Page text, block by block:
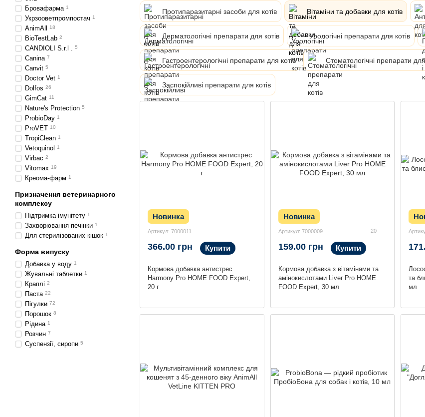
Протипаразитарні засоби для котів Вітаміни та добавки для котів
Дерматологічні препарати для котів Урологічні препарати для котів
Гастроентерологічні препарати для котів Стоматологічні препарати для
Заспокійливі препарати для котів
Новинка
Артикул: 7000011
Кормова добавка антистрес
Harmony Pro HOME FOOD Expert,
20 г
366.00 грн Купити
Новинка
Артикул: 7000009 20
Кормова добавка з вітамінами та
амінокислотами Liver Pro HOME
FOOD Expert, 30 мл
159.00 грн Купити
та
мл
Бровафарма 1
Укрзооветпромпостач 1
AnimAll 18
BioTestLab 2
CANDIOLI S.r.l . 5
Canina 7
Canvit 5
Doctor Vet 1
Dolfos 26
GimCat 11
Nature's Protection 5
ProbioDay 1
ProVET 10
TropiClean 1
Vetoquinol 1
Virbac 2
Vitomax 19
Креома-фарм 1
Призначення ветеринарного
комплексу
Підтримка імунітету 1
Захворювання печінки 1
Для стерилізованих кішок 1
Форма випуску
Добавка у воду 1
Жувальні таблетки 1
Краплі 2
Паста 22
Пігулки 72
Порошок 8
Рідина 1
Розчин 7
Суспензії, сиропи 5